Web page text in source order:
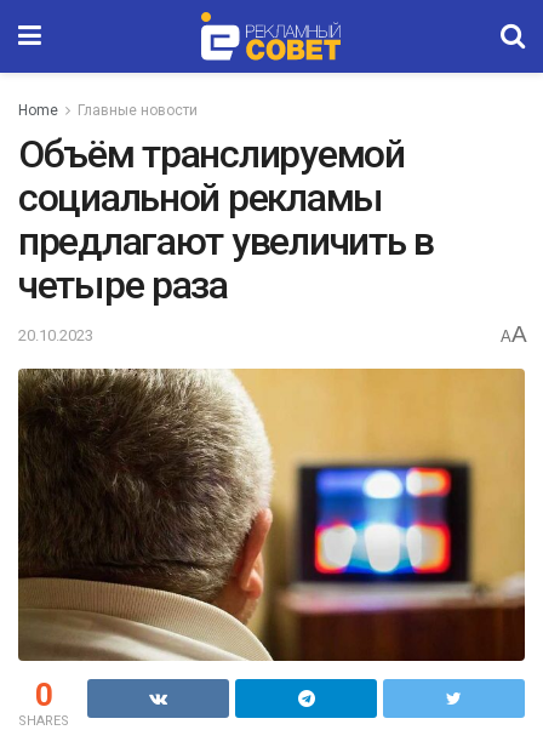
Home Главные новости
Объём транслируемой
социальной рекламы
предлагают увеличить в
четыре раза
20.10.2023 AA
0
SHARES